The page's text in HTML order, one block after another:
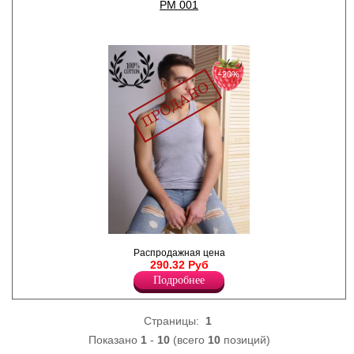
PM 001
широких бретелях, с
овальным вырезом по
горловине.
Хлопок 100%
−20%
Распродажная цена
290.32 Руб
Подробнее
Страницы: 1
Показано 1- 10(всего 10позиций)